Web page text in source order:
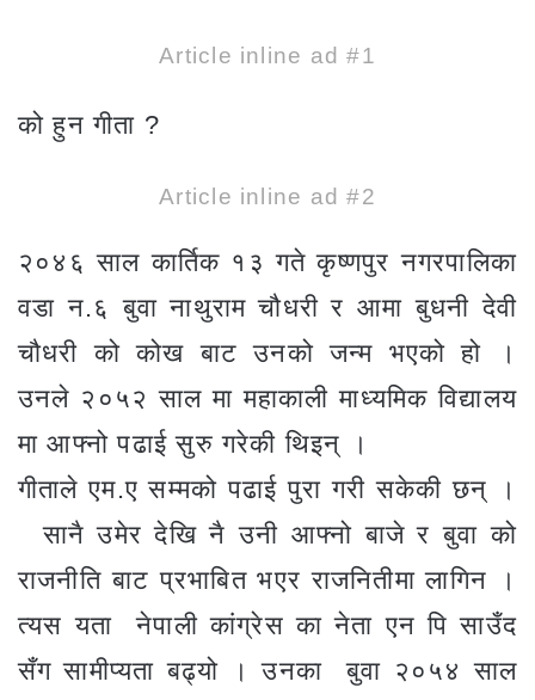
Article inline ad #1
को हुन गीता ?
Article inline ad #2
२०४६ साल कार्तिक १३ गते कृष्णपुर नगरपालिका
वडा न.६ बुवा नाथुराम चौधरी र आमा बुधनी देवी
चौधरी को कोख बाट उनको जन्म भएको हो ।
उनले २०५२ साल मा महाकाली माध्यमिक विद्यालय
मा आफ्नो पढाई सुरु गरेकी थिइन् ।
गीताले एम.ए सम्मको पढाई पुरा गरी सकेकी छन् ।
सानै उमेर देखि नै उनी आफ्नो बाजे र बुवा को
राजनीति बाट प्रभाबित भएर राजनितीमा लागिन ।
त्यस यता नेपाली कांग्रेस का नेता एन पि साउँद
सँग सामीप्यता बढ्यो । उनका बुवा २०५४ साल